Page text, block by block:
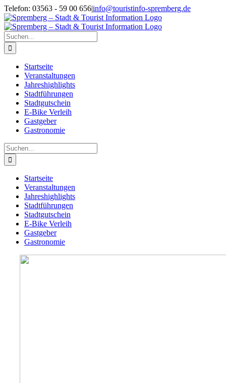
Zum
Inhalt
springen
Telefon: 03563 - 59 00 656|info@touristinfo-spremberg.de
Facebook
Instagram
Suche
nach:
Startseite
Veranstaltungen
Jahreshighlights
Stadtführungen
Stadtgutschein
E-Bike Verleih
Gastgeber
Gastronomie
Suche
nach:
Startseite
Veranstaltungen
Jahreshighlights
Stadtführungen
Stadtgutschein
E-Bike Verleih
Gastgeber
Gastronomie